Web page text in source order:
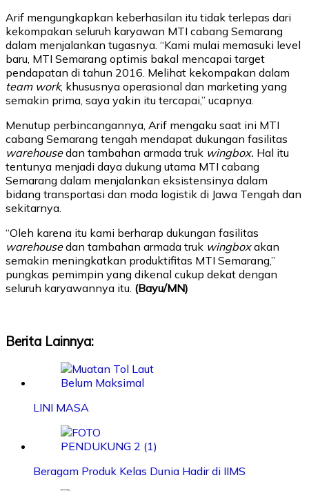
Arif mengungkapkan keberhasilan itu tidak terlepas dari
kekompakan seluruh karyawan MTI cabang Semarang
dalam menjalankan tugasnya. “Kami mulai memasuki level
baru, MTI Semarang optimis bakal mencapai target
pendapatan di tahun 2016. Melihat kekompakan dalam
team work, khususnya operasional dan marketing yang
semakin prima, saya yakin itu tercapai,” ucapnya.
Menutup perbincangannya, Arif mengaku saat ini MTI
cabang Semarang tengah mendapat dukungan fasilitas
warehousedan tambahan armada truk wingbox. Hal itu
tentunya menjadi daya dukung utama MTI cabang
Semarang dalam menjalankan eksistensinya dalam
bidang transportasi dan moda logistik di Jawa Tengah dan
sekitarnya.
“Oleh karena itu kami berharap dukungan fasilitas
warehousedan tambahan armada truk wingboxakan
semakin meningkatkan produktifitas MTI Semarang,”
pungkas pemimpin yang dikenal cukup dekat dengan
seluruh karyawannya itu. (Bayu/MN)
Berita Lainnya:
LINI MASA
Beragam Produk Kelas Dunia Hadir di IIMS